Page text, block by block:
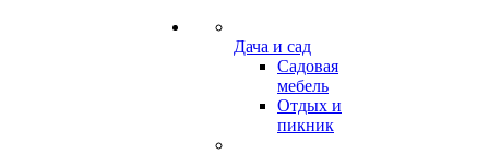
Дача и сад
Садовая
мебель
Отдых и
пикник